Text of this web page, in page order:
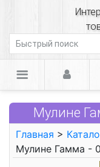
Мулине
Главная >
Мулине Гамма -